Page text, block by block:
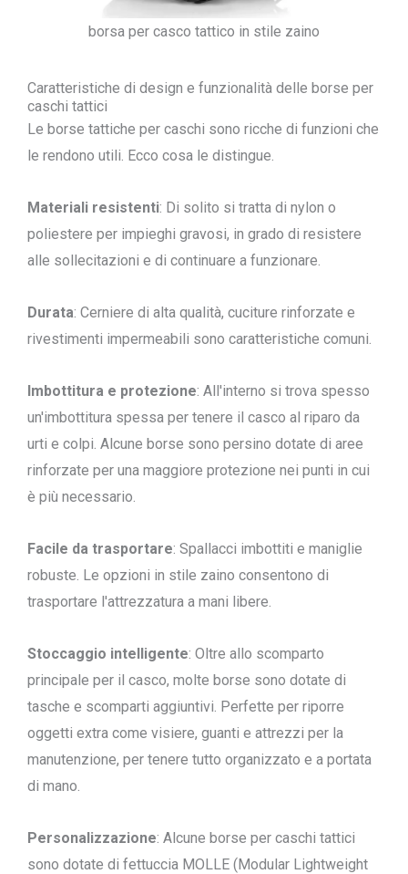
borsa per casco tattico in stile zaino
Caratteristiche di design e funzionalità delle borse per
caschi tattici
Le borse tattiche per caschi sono ricche di funzioni che
le rendono utili. Ecco cosa le distingue.
Materiali resistenti: Di solito si tratta di nylon o
poliestere per impieghi gravosi, in grado di resistere
alle sollecitazioni e di continuare a funzionare.
Durata: Cerniere di alta qualità, cuciture rinforzate e
rivestimenti impermeabili sono caratteristiche comuni.
Imbottitura e protezione: All'interno si trova spesso
un'imbottitura spessa per tenere il casco al riparo da
urti e colpi. Alcune borse sono persino dotate di aree
rinforzate per una maggiore protezione nei punti in cui
è più necessario.
Facile da trasportare: Spallacci imbottiti e maniglie
robuste. Le opzioni in stile zaino consentono di
trasportare l'attrezzatura a mani libere.
Stoccaggio intelligente: Oltre allo scomparto
principale per il casco, molte borse sono dotate di
tasche e scomparti aggiuntivi. Perfette per riporre
oggetti extra come visiere, guanti e attrezzi per la
manutenzione, per tenere tutto organizzato e a portata
di mano.
Personalizzazione: Alcune borse per caschi tattici
sono dotate di fettuccia MOLLE (Modular Lightweight